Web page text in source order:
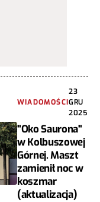
WIADOMOŚCI
23
GRU
2025
"Oko Saurona"
w Kolbuszowej
Górnej. Maszt
zamienił noc w
koszmar
(aktualizacja)